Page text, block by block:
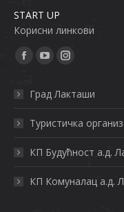
START UP
Кoрисни линкoви
Find us on:
Facebook
opens
in
window
YouTube
opens
window
Instagram
opens
window
Град Лакташи
Туристичка
КП Будућност а.д.
КП Комуналац а.д.